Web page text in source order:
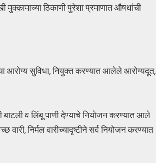
ठिकाणी पुरेशा प्रमाणात औषधांची
आरोग्य सुविधा, नियुक्त करण्यात आलेले आरोग्यदूत,
बाटली व लिंबू पाणी देण्याचे नियोजन करण्यात आले
निर्मल वारीच्यादृष्टीने सर्व नियोजन करण्यात